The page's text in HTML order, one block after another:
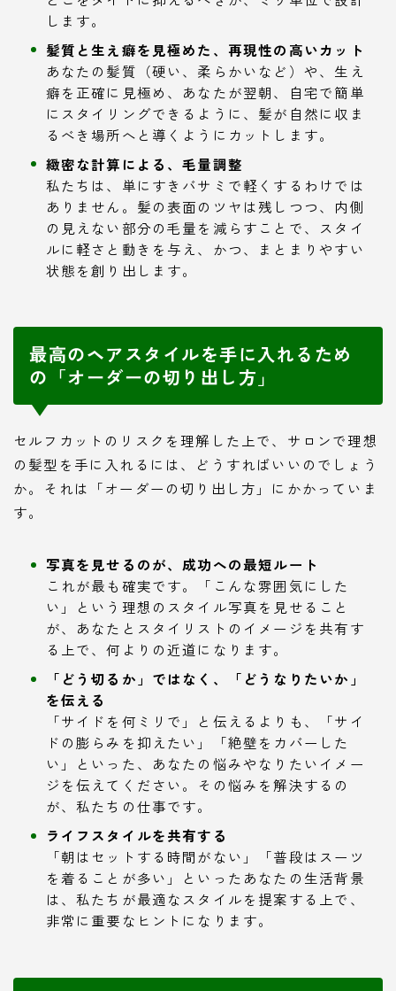
します。
髪質と生え癖を見極めた、再現性の高いカット
あなたの髪質（硬い、柔らかいなど）や、生え
癖を正確に見極め、あなたが翌朝、自宅で簡単
にスタイリングできるように、髪が自然に収ま
るべき場所へと導くようにカットします。
緻密な計算による、毛量調整
私たちは、単にすきバサミで軽くするわけでは
ありません。髪の表面のツヤは残しつつ、内側
の見えない部分の毛量を減らすことで、スタイ
ルに軽さと動きを与え、かつ、まとまりやすい
状態を創り出します。
最高のヘアスタイルを手に入れるため
の「オーダーの切り出し方」
セルフカットのリスクを理解した上で、サロンで理想
の髪型を手に入れるには、どうすればいいのでしょう
か。それは「オーダーの切り出し方」にかかっていま
す。
写真を見せるのが、成功への最短ルート
これが最も確実です。「こんな雰囲気にした
い」という理想のスタイル写真を見せること
が、あなたとスタイリストのイメージを共有す
る上で、何よりの近道になります。
「どう切るか」ではなく、「どうなりたいか」
を伝える
「サイドを何ミリで」と伝えるよりも、「サイ
ドの膨らみを抑えたい」「絶壁をカバーした
い」といった、あなたの悩みやなりたいイメー
ジを伝えてください。その悩みを解決するの
が、私たちの仕事です。
ライフスタイルを共有する
「朝はセットする時間がない」「普段はスーツ
を着ることが多い」といったあなたの生活背景
は、私たちが最適なスタイルを提案する上で、
非常に重要なヒントになります。